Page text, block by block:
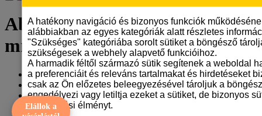
Abroszexuális Pride kitűző – 44
mm
Gyártó:Tangerine Design
Model: abroszexualis-kituzo
Elérhetőség: 20
Elállok a
A hatékony navigáció és bizonyos funkciók
alábbiakban az egyes kategóriák alatt részletes
"Szükséges" kategóriába sorolt sütiket a böngésző
szükségesek a webhely alapvető funkcióihoz.
A harmadik féltől származó sütik segítenek a weboldal
a preferenciáit és releváns tartalmakat és hirdetéseket
csak az Ön előzetes beleegyezésével tároljuk a
engedélyezi vagy letiltja ezeket a sütiket, de bizonyos
böngészési élményt.